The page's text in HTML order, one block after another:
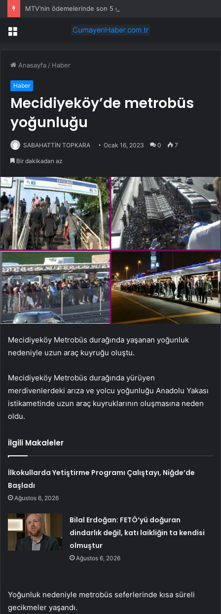
Menü
Anasayfa / Haber
Haber
Mecidiyeköy’de metrobüs
yoğunluğu
SABAHATTİN TOPKARA Ocak 16, 2023 0 7
Bir dakikadan az
Mecidiyeköy Metrobüs durağında yaşanan yoğunluk
nedeniyle uzun araç kuyruğu oluştu.
Mecidiyeköy Metrobüs durağında yürüyen
merdivenlerdeki arıza ve yolcu yoğunluğu Anadolu Yakası
istikametinde uzun araç kuyruklarının oluşmasına neden
oldu.
İlgili Makaleler
İlkokullarda Yetiştirme Programı Çalıştayı, Niğde’de
Başladı
Ağustos 6, 2026
Bilal Erdoğan: FETÖ’yü doğuran
dindarlık değil, katı laikliğin ta kendisi
olmuştur
Ağustos 6, 2026
Yoğunluk nedeniyle metrobüs seferlerinde kısa süreli
gecikmeler yaşandı.